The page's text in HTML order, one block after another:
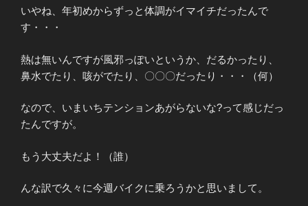
いやね、年初めからずっと体調がイマイチだったんで
す・・・
熱は無いんですが風邪っぽいというか、だるかったり、
鼻水でたり、咳がでたり、〇〇〇だったり・・・（何）
なので、いまいちテンションあがらないな?って感じだっ
たんですが。
もう大丈夫だよ！（誰）
んな訳で久々に今週バイクに乗ろうかと思いまして。